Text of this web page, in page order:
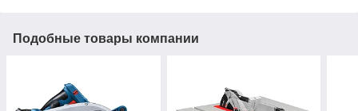
Подобные товары компании